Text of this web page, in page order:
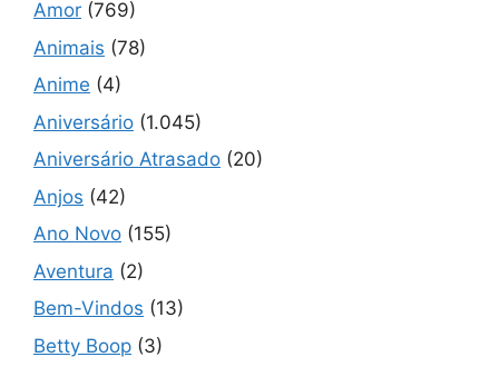
Amor (769)
Animais (78)
Anime (4)
Aniversário (1.045)
Aniversário Atrasado (20)
Anjos (42)
Ano Novo (155)
Aventura (2)
Bem-Vindos (13)
Betty Boop (3)